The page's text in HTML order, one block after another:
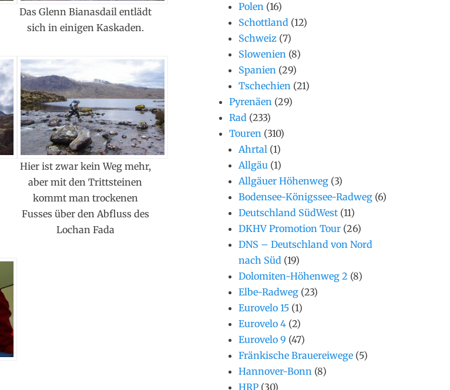
Das Glenn Bianasdail entlädt
sich in einigen Kaskaden.
Hier ist zwar kein Weg mehr,
aber mit den Trittsteinen
kommt man trockenen
Fusses über den Abfluss des
Lochan Fada
Polen (16)
Schottland (12)
Schweiz (7)
Slowenien (8)
Spanien (29)
Tschechien (21)
Pyrenäen (29)
Rad (233)
Touren (310)
Ahrtal (1)
Allgäu (1)
Allgäuer Höhenweg (3)
Bodensee-Königssee-Radweg (6)
Deutschland SüdWest (11)
DKHV Promotion Tour (26)
DNS – Deutschland von Nord
nach Süd (19)
Dolomiten-Höhenweg 2 (8)
Elbe-Radweg (23)
Eurovelo 15 (1)
Eurovelo 4 (2)
Eurovelo 9 (47)
Fränkische Brauereiwege (5)
Hannover-Bonn (8)
HRP (30)